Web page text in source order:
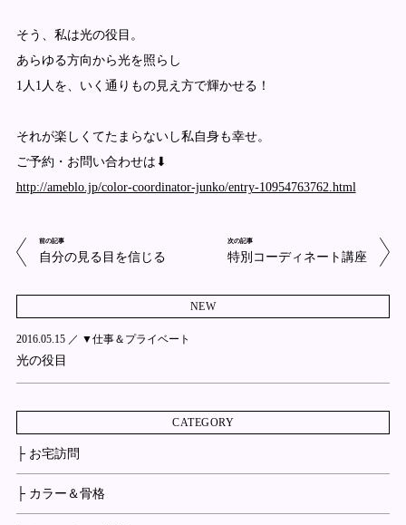
そう、私は光の役目。
あらゆる方向から光を照らし
1人1人を、いく通りもの見え方で輝かせる！
それが楽しくてたまらないし私自身も幸せ。
ご予約・お問い合わせは⬇︎
http://ameblo.jp/color-coordinator-junko/entry-10954763762.html
前の記事
自分の見る目を信じる
次の記事
特別コーディネート講座
NEW
2016.05.15 ／ ▼仕事＆プライベート
光の役目
CATEGORY
├ お宅訪問
├ カラー＆骨格